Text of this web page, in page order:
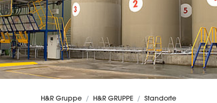
H&R Gruppe H&R GRUPPE
Standorte